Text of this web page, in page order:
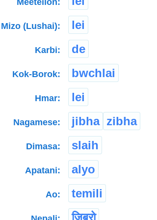
Meeteilon:
Mizo (Lushai): lei
Karbi: de
Kok-Borok: bwchlai
Hmar: lei
Nagamese: jibha zibha
Dimasa: slaih
Apatani: alyo
Ao: temili